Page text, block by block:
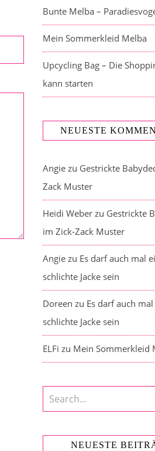
Bunte Melba –
Mein Sommerkleid Melba
Upcycling Bag – Die
kann starten
NEUESTE
Angie zu Gestrickte
Zack Muster
Heidi Weber zu Gestrickte
im Zick-Zack Muster
Angie zu Es darf auch mal
schlichte Jacke sein
Doreen zu Es darf auch
schlichte Jacke sein
ELFi zu Mein Sommerkleid
NEUESTE